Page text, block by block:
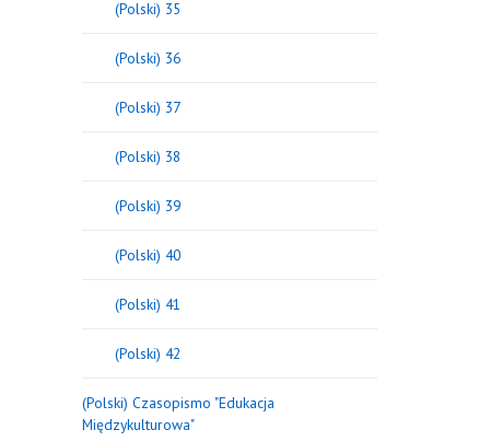
(Polski) 35
(Polski) 36
(Polski) 37
(Polski) 38
(Polski) 39
(Polski) 40
(Polski) 41
(Polski) 42
(Polski) Czasopismo "Edukacja
Międzykulturowa"